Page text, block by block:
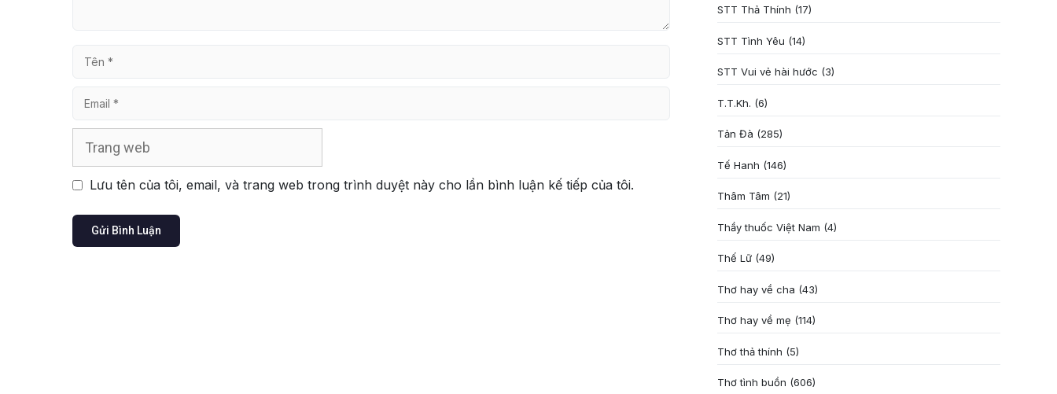
Tên
Email
Lưu tên của tôi, email, và trang web trong trình duyệt này cho lần bình luận kế tiếp của tôi.
STT Thả Thính (17)
STT Tình Yêu (14)
STT Vui vẻ hài hước (3)
T.T.Kh. (6)
Tản Đà (285)
Tế Hanh (146)
Thâm Tâm (21)
Thầy thuốc Việt Nam (4)
Thế Lữ (49)
Thơ hay về cha (43)
Thơ hay về mẹ (114)
Thơ thả thính (5)
Thơ tình buồn (606)